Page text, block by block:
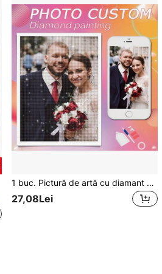
1 buc. Pictură de artă cu diamant DIY personalizată, mozaic cu diamant 5D, cu propria fotografie, personalizați kituri de imagini personalizate, forme de diamant pătrate și rotunde, pictură artistică, decorare pentru living și dormitor, imagine artistică
27,08Lei